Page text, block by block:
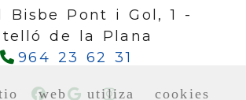
web utiliza cookies
Bisbe Pont i Gol, 1 -
de la Plana
964 23 62 31